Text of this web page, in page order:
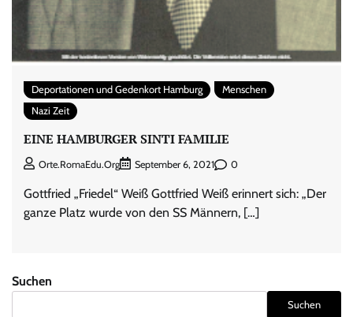
Deportationen und Gedenkort Hamburg
Menschen
Nazi Zeit
EINE HAMBURGER SINTI FAMILIE
Orte.RomaEdu.org September 6, 2021 0
Gottfried „Friedel“ Weiß Gottfried Weiß erinnert sich: „Der
ganze Platz wurde von den SS Männern, […]
Suchen
Suchen